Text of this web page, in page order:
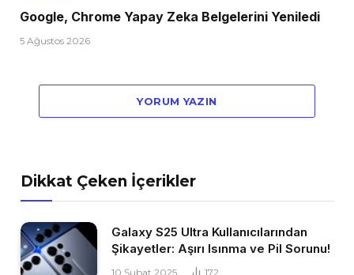
Google, Chrome Yapay Zeka Belgelerini Yeniledi
5 Ağustos 2026
YORUM YAZIN
Dikkat Çeken İçerikler
Galaxy S25 Ultra Kullanıcılarından
Şikayetler: Aşırı Isınma ve Pil Sorunu!
10 Şubat 2025 172